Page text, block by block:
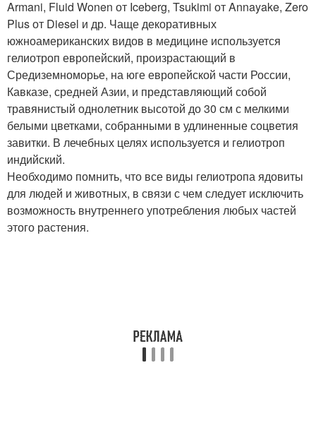
Armani, Fluid Wonen от Iceberg, Tsukimi от Annayake, Zero
Plus от Diesel и др. Чаще декоративных
южноамериканских видов в медицине используется
гелиотроп европейский, произрастающий в
Средиземноморье, на юге европейской части России,
Кавказе, средней Азии, и представляющий собой
травянистый однолетник высотой до 30 см с мелкими
белыми цветками, собранными в удлиненные соцветия
завитки. В лечебных целях используется и гелиотроп
индийский.
Необходимо помнить, что все виды гелиотропа ядовиты
для людей и животных, в связи с чем следует исключить
возможность внутреннего употребления любых частей
этого растения.